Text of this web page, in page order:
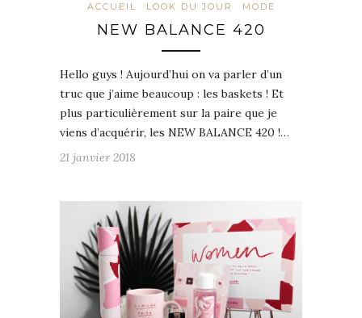
ACCUEIL LOOK DU JOUR MODE
NEW BALANCE 420
Hello guys ! Aujourd’hui on va parler d’un
truc que j’aime beaucoup : les baskets ! Et
plus particulièrement sur la paire que je
viens d’acquérir, les NEW BALANCE 420 !…
21 janvier 2018